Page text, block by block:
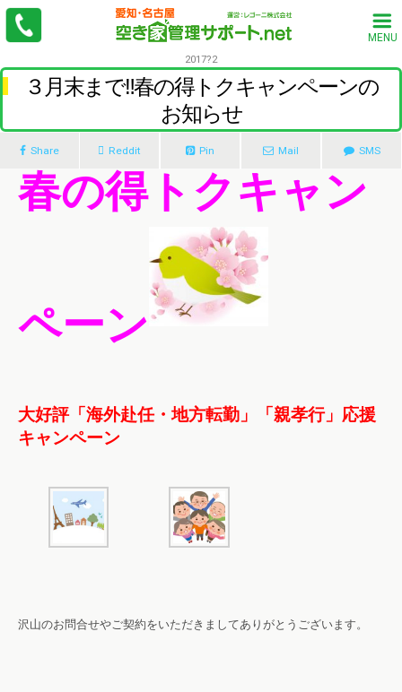
MENU
2017?2
３月末まで‼春の得トクキャンペーンの
お知らせ
Share Reddit Pin Mail SMS
春の得トクキャン
ペーン
大好評「海外赴任・地方転勤」「親孝行」応援
キャンペーン
沢山のお問合せやご契約をいただきましてありがとうございます。